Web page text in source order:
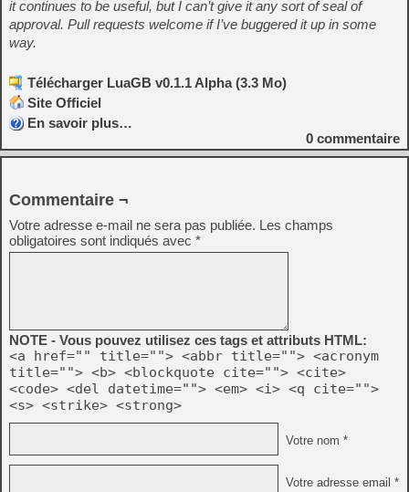
it continues to be useful, but I can’t give it any sort of seal of
approval. Pull requests welcome if I’ve buggered it up in some
way.
Télécharger LuaGB v0.1.1 Alpha (3.3 Mo)
Site Officiel
En savoir plus…
0 commentaire
Commentaire ¬
Votre adresse e-mail ne sera pas publiée. Les champs
obligatoires sont indiqués avec *
NOTE - Vous pouvez utilisez ces tags et attributs HTML:
<a href="" title=""> <abbr title=""> <acronym
title=""> <b> <blockquote cite=""> <cite>
<code> <del datetime=""> <em> <i> <q cite="">
<s> <strike> <strong>
Votre nom *
Votre adresse email *